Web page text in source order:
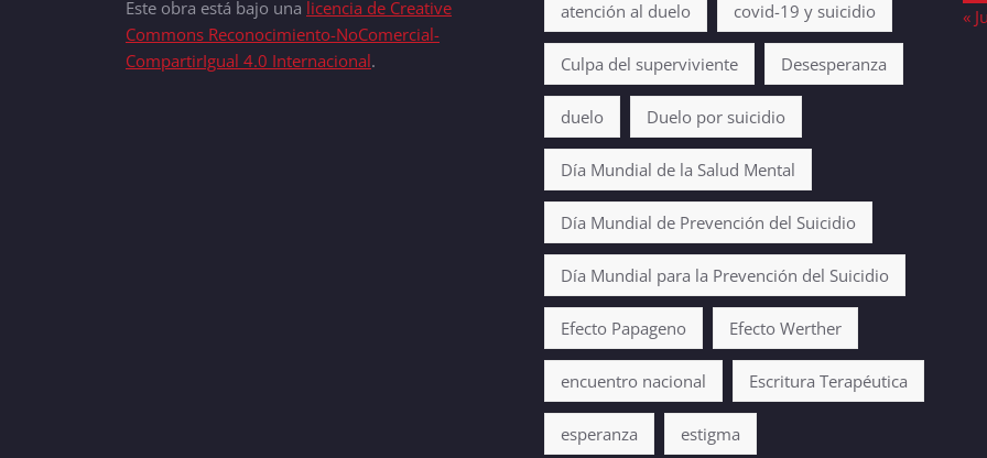
Este obra está bajo una licencia de Creative
Commons Reconocimiento-NoComercial-
CompartirIgual 4.0 Internacional.
atención al duelo covid-19 y suicidio
Culpa del superviviente Desesperanza
duelo Duelo por suicidio
Día Mundial de la Salud Mental
Día Mundial de Prevención del Suicidio
Día Mundial para la Prevención del Suicidio
Efecto Papageno Efecto Werther
encuentro nacional Escritura Terapéutica
esperanza estigma
«